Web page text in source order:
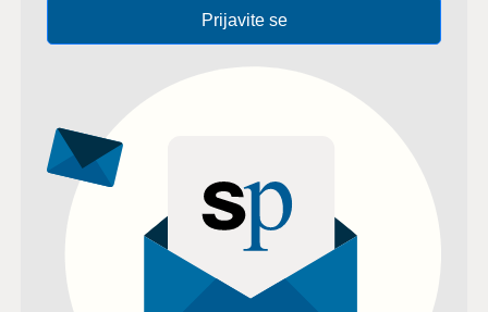
Prijavite se